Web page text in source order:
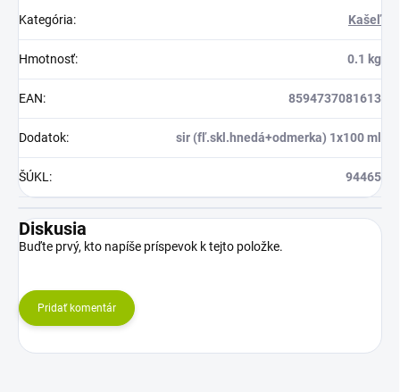
Kategória: Kašeľ
Hmotnosť: 0.1 kg
EAN: 8594737081613
Dodatok: sir (fľ.skl.hnedá+odmerka) 1x100 ml
ŠÚKL : 94465
Diskusia
Buďte prvý, kto napíše príspevok k tejto položke.
Pridať komentár